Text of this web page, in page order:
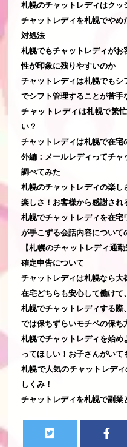
札幌のチャットレディはクッ
チャットレディを札幌でや
対処法
札幌でもチャットレディが
性が印象に残りやすいのか
チャットレディは札幌でも
でシフト管理することが苦手
チャットレディは札幌で繁
い？
チャットレディは札幌で在
外編：メールレディってチ
調べてみた
札幌のチャットレディの楽
楽しさ！お客様から感謝され
札幌でチャットレディを在
が手こずる会話内容について
【札幌のチャットレディ通
確定申告について
チャットレディは札幌なら大
在宅どちらも安心して働け
札幌でチャットレディする
では保ちずらいモチベの保ち
札幌でチャットレディを始
ってほしい！お子さんがい
札幌で人気のチャットレデ
しくみ！
チャットレディを札幌で副